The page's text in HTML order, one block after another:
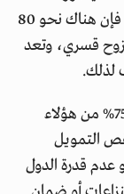
لتقرير صادر عن الأمم المتحدة في يوليو 2024، فإن هناك نحو 80
قسري، وتعد
لذلك.
وكشف تقرير لمنظمة هيومن رايتس ووتش أن 75% من هؤلاء
التمويل
عدم قدرة الدول